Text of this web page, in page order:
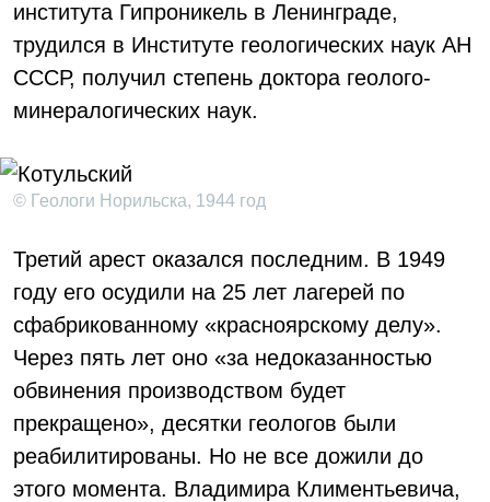
института Гипроникель в Ленинграде,
трудился в Институте геологических наук АН
СССР, получил степень доктора геолого-
минералогических наук.
© Геологи Норильска, 1944 год
Третий арест оказался последним. В 1949
году его осудили на 25 лет лагерей по
сфабрикованному «красноярскому делу».
Через пять лет оно «за недоказанностью
обвинения производством будет
прекращено», десятки геологов были
реабилитированы. Но не все дожили до
этого момента. Владимира Климентьевича,